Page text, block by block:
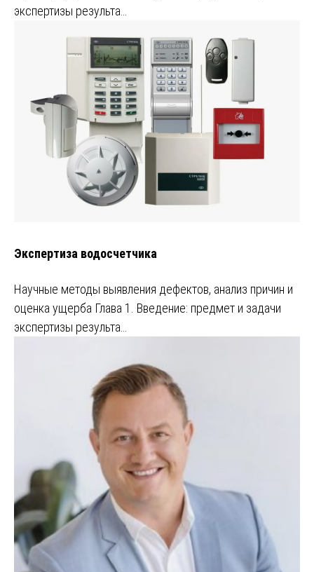
экспертизы результа…
Экспертиза водосчетчика
Научные методы выявления дефектов, анализ причин и
оценка ущерба Глава 1. Введение: предмет и задачи
экспертизы результа…